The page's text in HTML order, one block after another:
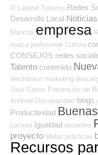
O.Laboral Turismo Redes
Desarrollo Local
Mancha empresa
marca profesional Cultura
CONSEJOS redes
Talento contenido
electrónico marketing
José Carlos Prevención de
Android Discapacidad blogs
Productividad
Lectura Igualdad docentes
proyecto Malas prácticas
Recursos